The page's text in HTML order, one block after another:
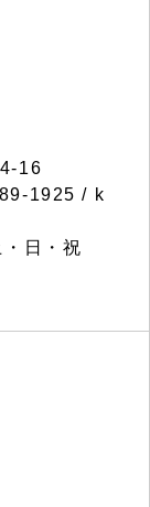
16
1925 / k
日・祝